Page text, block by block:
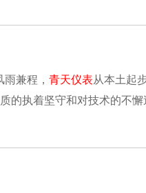
兼程， 青天仪表从本土起
的执着坚守和对技术的不